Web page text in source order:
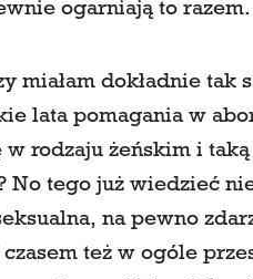
ogarniają to razem.
miałam dokładnie tak
lata pomagania w
rodzaju żeńskim i taką
No tego już wiedzieć
na pewno
też w ogóle